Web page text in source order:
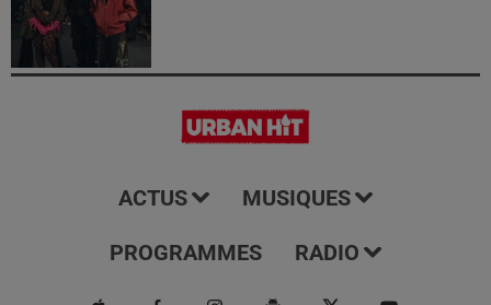
ACTUS MUSIQUES
PROGRAMMES RADIO